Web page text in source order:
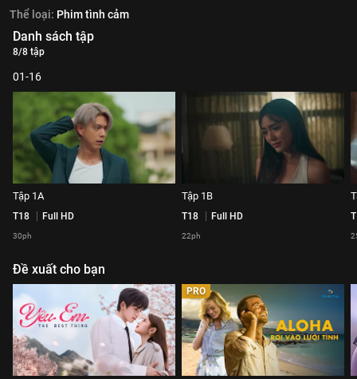
Thể loại: Phim tình cảm
Danh sách tập
8/8 tập
01-16
Tập 1A
T18 Full HD
30ph
Tập 1B
T18 Full HD
22ph
Đề xuất cho bạn
PRO